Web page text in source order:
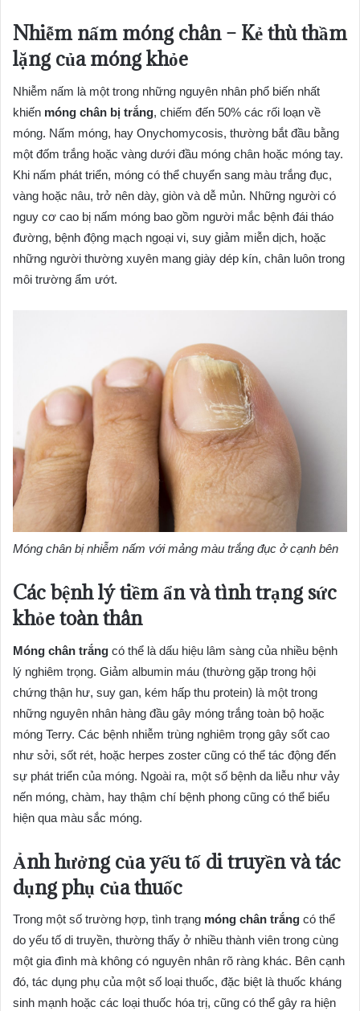
Nhiễm nấm móng chân – Kẻ thù thầm
lặng của móng khỏe
Nhiễm nấm là một trong những nguyên nhân phổ biến nhất
khiến móng chân bị trắng, chiếm đến 50% các rối loạn về
móng. Nấm móng, hay Onychomycosis, thường bắt đầu bằng
một đốm trắng hoặc vàng dưới đầu móng chân hoặc móng tay.
Khi nấm phát triển, móng có thể chuyển sang màu trắng đục,
vàng hoặc nâu, trở nên dày, giòn và dễ mủn. Những người có
nguy cơ cao bị nấm móng bao gồm người mắc bệnh đái tháo
đường, bệnh động mạch ngoại vi, suy giảm miễn dịch, hoặc
những người thường xuyên mang giày dép kín, chân luôn trong
môi trường ẩm ướt.
Móng chân bị nhiễm nấm với mảng màu trắng đục ở cạnh bên
Các bệnh lý tiềm ẩn và tình trạng sức
khỏe toàn thân
Móng chân trắng có thể là dấu hiệu lâm sàng của nhiều bệnh
lý nghiêm trọng. Giảm albumin máu (thường gặp trong hội
chứng thận hư, suy gan, kém hấp thu protein) là một trong
những nguyên nhân hàng đầu gây móng trắng toàn bộ hoặc
móng Terry. Các bệnh nhiễm trùng nghiêm trọng gây sốt cao
như sởi, sốt rét, hoặc herpes zoster cũng có thể tác động đến
sự phát triển của móng. Ngoài ra, một số bệnh da liễu như vảy
nến móng, chàm, hay thậm chí bệnh phong cũng có thể biểu
hiện qua màu sắc móng.
Ảnh hưởng của yếu tố di truyền và tác
dụng phụ của thuốc
Trong một số trường hợp, tình trạng móng chân trắng có thể
do yếu tố di truyền, thường thấy ở nhiều thành viên trong cùng
một gia đình mà không có nguyên nhân rõ ràng khác. Bên cạnh
đó, tác dụng phụ của một số loại thuốc, đặc biệt là thuốc kháng
sinh mạnh hoặc các loại thuốc hóa trị, cũng có thể gây ra hiện